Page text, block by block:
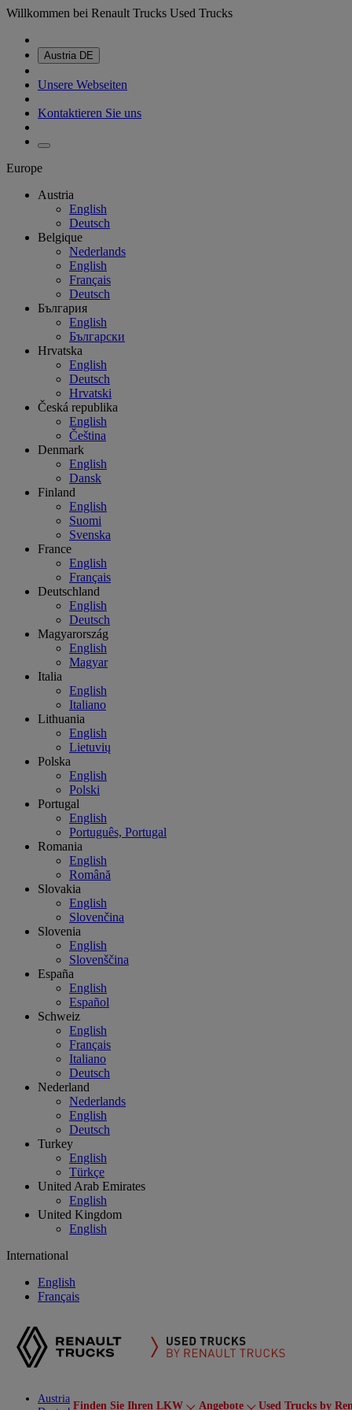
Willkommen bei Renault Trucks Used Trucks
Austria DE
Unsere Webseiten
Kontaktieren Sie uns
Europe
Austria
English
Deutsch
Belgique
Nederlands
English
Français
Deutsch
България
English
Български
Hrvatska
English
Deutsch
Hrvatski
Česká republika
English
Čeština
Denmark
English
Dansk
Finland
English
Suomi
Svenska
France
English
Français
Deutschland
English
Deutsch
Magyarország
English
Magyar
Italia
English
Italiano
Lithuania
English
Lietuvių
Polska
English
Polski
Portugal
English
Português, Portugal
Romania
English
Română
Slovakia
English
Slovenčina
Slovenia
English
Slovenščina
España
English
Español
Schweiz
English
Français
Italiano
Deutsch
Nederland
Nederlands
English
Deutsch
Turkey
English
Türkçe
United Arab Emirates
English
United Kingdom
English
International
English
Français
Austria
Finden Sie Ihren LKW Angebote Used Trucks by